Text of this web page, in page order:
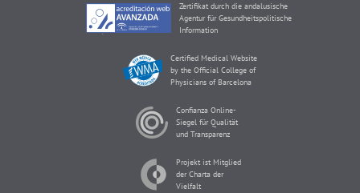
Zertifikat durch die andalusische
Agentur für Gesundheitspolitische
Information
Certified Medical Website
by the Official College of
Physicians of Barcelona
Confianza Online-
Siegel für Qualität
und Transparenz
Projekt ist Mitglied
der Charta der
Vielfalt